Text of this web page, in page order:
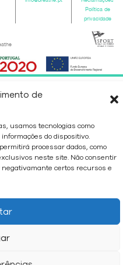
de
usamos tecnologias como
do dispositivo.
processar dados, como
neste site. Não consentir
certos recursos e
Política de
privacidade